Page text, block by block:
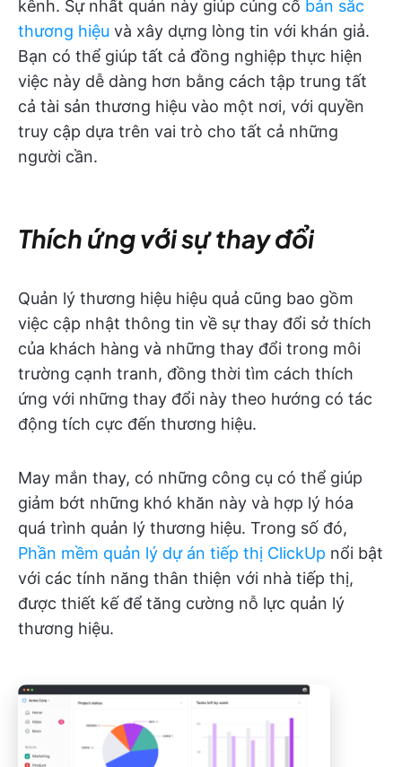
kênh. Sự nhất quán này giúp củng cố bản sắc
thương hiệu và xây dựng lòng tin với khán giả.
Bạn có thể giúp tất cả đồng nghiệp thực hiện
việc này dễ dàng hơn bằng cách tập trung tất
cả tài sản thương hiệu vào một nơi, với quyền
truy cập dựa trên vai trò cho tất cả những
người cần.
Thích ứng với sự thay đổi
Quản lý thương hiệu hiệu quả cũng bao gồm
việc cập nhật thông tin về sự thay đổi sở thích
của khách hàng và những thay đổi trong môi
trường cạnh tranh, đồng thời tìm cách thích
ứng với những thay đổi này theo hướng có tác
động tích cực đến thương hiệu.
May mắn thay, có những công cụ có thể giúp
giảm bớt những khó khăn này và hợp lý hóa
quá trình quản lý thương hiệu. Trong số đó,
Phần mềm quản lý dự án tiếp thị ClickUp nổi bật
với các tính năng thân thiện với nhà tiếp thị,
được thiết kế để tăng cường nỗ lực quản lý
thương hiệu.